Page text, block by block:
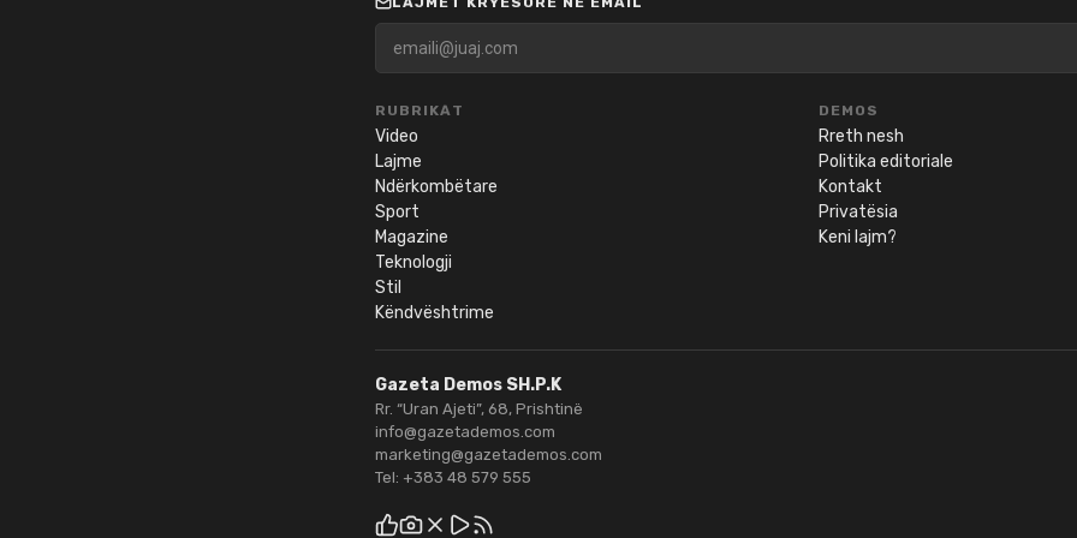
RUBRIKAT
Video
Lajme
Ndërkombëtare
Sport
Magazine
Teknologji
Stil
Këndvështrime
DEMOS
Rreth nesh
Politika editoriale
Kontakt
Privatësia
Keni lajm?
Gazeta Demos SH.P.K
Rr. “Uran Ajeti”, 68, Prishtinë
info@gazetademos.com
marketing@gazetademos.com
Tel: +383 48 579 555